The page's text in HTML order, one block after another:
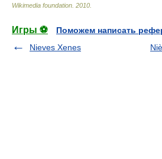
Wikimedia foundation 2010
Игры ⚽
Поможем написать
Nieves Xenes